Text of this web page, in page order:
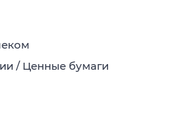
/ Ценные бумаги